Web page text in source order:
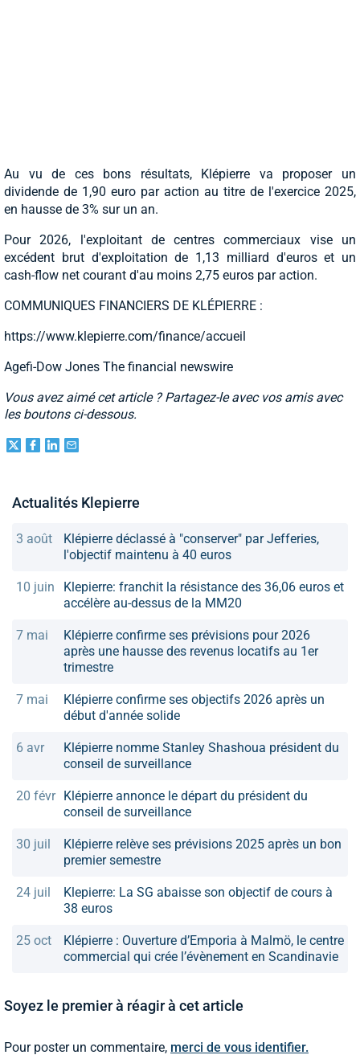
Au vu de ces bons résultats, Klépierre va proposer un
dividende de 1,90 euro par action au titre de l'exercice 2025,
en hausse de 3% sur un an.
Pour 2026, l'exploitant de centres commerciaux vise un
excédent brut d'exploitation de 1,13 milliard d'euros et un
cash-flow net courant d'au moins 2,75 euros par action.
COMMUNIQUES FINANCIERS DE KLÉPIERRE :
https://www.klepierre.com/finance/accueil
Agefi-Dow Jones The financial newswire
Vous avez aimé cet article ? Partagez-le avec vos amis avec
les boutons ci-dessous.
Actualités Klepierre
3 août
Klépierre déclassé à "conserver" par Jefferies,
l'objectif maintenu à 40 euros
10 juin
Klepierre: franchit la résistance des 36,06 euros et
accélère au-dessus de la MM20
7 mai
Klépierre confirme ses prévisions pour 2026
après une hausse des revenus locatifs au 1er
trimestre
7 mai
Klépierre confirme ses objectifs 2026 après un
début d'année solide
6 avr
Klépierre nomme Stanley Shashoua président du
conseil de surveillance
20 févr Klépierre annonce le départ du président du
conseil de surveillance
30 juil
Klépierre relève ses prévisions 2025 après un bon
premier semestre
24 juil
Klepierre: La SG abaisse son objectif de cours à
38 euros
25 oct
Klépierre : Ouverture d’Emporia à Malmö, le centre
commercial qui crée l’évènement en Scandinavie
Soyez le premier à réagir à cet article
Pour poster un commentaire, merci de vous identifier.